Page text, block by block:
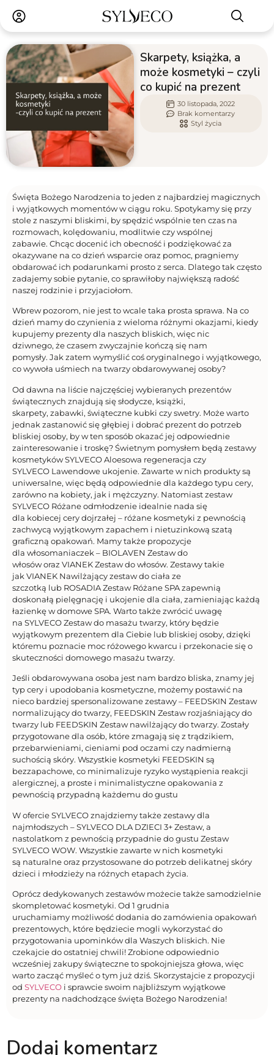
Skarpety, książka, a
może kosmetyki – czyli
co kupić na prezent
30 listopada, 2022
Brak komentarzy
Styl życia
Święta Bożego Narodzenia to jeden z najbardziej magicznych
i wyjątkowych momentów w ciągu roku. Spotykamy się przy
stole z naszymi bliskimi, by spędzić wspólnie ten czas na
rozmowach, kolędowaniu, modlitwie czy wspólnej
zabawie. Chcąc docenić ich obecność i podziękować za
okazywane na co dzień wsparcie oraz pomoc, pragniemy
obdarować ich podarunkami prosto z serca. Dlatego tak często
zadajemy sobie pytanie, co sprawiłoby największą radość
naszej rodzinie i przyjaciołom.
Wbrew pozorom, nie jest to wcale taka prosta sprawa. Na co
dzień mamy do czynienia z wieloma różnymi okazjami, kiedy
kupujemy prezenty dla naszych bliskich, więc nic
dziwnego, że czasem zwyczajnie kończą się nam
pomysły. Jak zatem wymyślić coś oryginalnego i wyjątkowego,
co wywoła uśmiech na twarzy obdarowywanej osoby?
Od dawna na liście najczęściej wybieranych prezentów
świątecznych znajdują się słodycze, książki,
skarpety, zabawki, świąteczne kubki czy swetry. Może warto
jednak zastanowić się głębiej i dobrać prezent do potrzeb
bliskiej osoby, by w ten sposób okazać jej odpowiednie
zainteresowanie i troskę? Świetnym pomysłem będą zestawy
kosmetyków SYLVECO Aloesowa regeneracja czy
SYLVECO Lawendowe ukojenie. Zawarte w nich produkty są
uniwersalne, więc będą odpowiednie dla każdego typu cery,
zarówno na kobiety, jak i mężczyzny. Natomiast zestaw
SYLVECO Różane odmłodzenie idealnie nada się
dla kobiecej cery dojrzałej – różane kosmetyki z pewnością
zachwycą wyjątkowym zapachem i nietuzinkową szatą
graficzną opakowań. Mamy także propozycje
dla włosomaniaczek – BIOLAVEN Zestaw do
włosów oraz VIANEK Zestaw do włosów. Zestawy takie
jak VIANEK Nawilżający zestaw do ciała ze
szczotką lub ROSADIA Zestaw Różane SPA zapewnią
doskonałą pielęgnację i ukojenie dla ciała, zamieniając każdą
łazienkę w domowe SPA. Warto także zwrócić uwagę
na SYLVECO Zestaw do masażu twarzy, który będzie
wyjątkowym prezentem dla Ciebie lub bliskiej osoby, dzięki
któremu poznacie moc różowego kwarcu i przekonacie się o
skuteczności domowego masażu twarzy.
Jeśli obdarowywana osoba jest nam bardzo bliska, znamy jej
typ cery i upodobania kosmetyczne, możemy postawić na
nieco bardziej spersonalizowane zestawy – FEEDSKIN Zestaw
normalizujący do twarzy, FEEDSKIN Zestaw rozjaśniający do
twarzy lub FEEDSKIN Zestaw nawilżający do twarzy. Zostały
przygotowane dla osób, które zmagają się z trądzikiem,
przebarwieniami, cieniami pod oczami czy nadmierną
suchością skóry. Wszystkie kosmetyki FEEDSKIN są
bezzapachowe, co minimalizuje ryzyko wystąpienia reakcji
alergicznej, a proste i minimalistyczne opakowania z
pewnością przypadną każdemu do gustu
W ofercie SYLVECO znajdziemy także zestawy dla
najmłodszych – SYLVECO DLA DZIECI 3+ Zestaw, a
nastolatkom z pewnością przypadnie do gustu Zestaw
SYLVECO WOW. Wszystkie zawarte w nich kosmetyki
są naturalne oraz przystosowane do potrzeb delikatnej skóry
dzieci i młodzieży na różnych etapach życia.
Oprócz dedykowanych zestawów możecie także samodzielnie
skompletować kosmetyki. Od 1 grudnia
uruchamiamy możliwość dodania do zamówienia opakowań
prezentowych, które będziecie mogli wykorzystać do
przygotowania upominków dla Waszych bliskich. Nie
czekajcie do ostatniej chwili! Zrobione odpowiednio
wcześniej zakupy świąteczne to spokojniejsza głowa, więc
warto zacząć myśleć o tym już dziś. Skorzystajcie z propozycji
od SYLVECO i sprawcie swoim najbliższym wyjątkowe
prezenty na nadchodzące święta Bożego Narodzenia!
Dodaj komentarz